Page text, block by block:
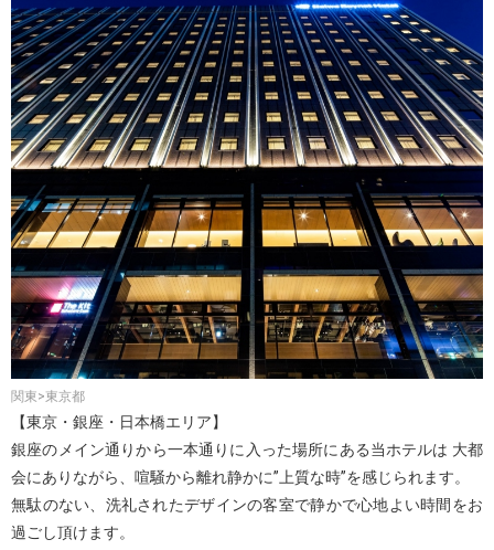
関東>東京都
【東京・銀座・日本橋エリア】
銀座のメイン通りから一本通りに入った場所にある当ホテルは 大都
会にありながら、喧騒から離れ静かに”上質な時”を感じられます。
無駄のない、洗礼されたデザインの客室で静かで心地よい時間をお
過ごし頂けます。